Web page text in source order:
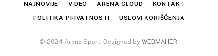
NAJNOVIJE VIDEO ARENA CLOUD KONTAKT
POLITIKA PRIVATNOSTI USLOVI KORIŠĆENJA
© 2024 Arena Sport. Designed by WEBMAHER.